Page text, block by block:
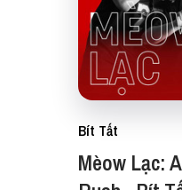
Bít Tất
Mèow Lạc: